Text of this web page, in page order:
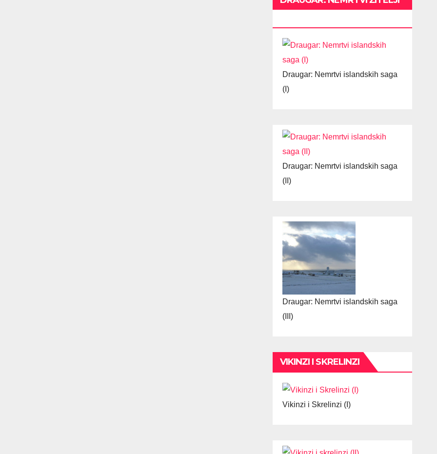
Draugar: Nemrtvi islandskih saga
(I)
Draugar: Nemrtvi islandskih saga
(II)
Draugar: Nemrtvi islandskih saga
(III)
VIKINZI I SKRELINZI
Vikinzi i Skrelinzi (I)